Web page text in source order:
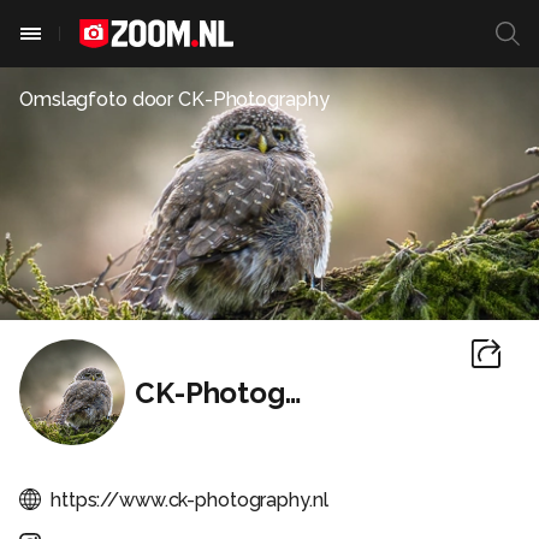
Omslagfoto doorCK-Photography
CK-Photography
https://www.ck-photography.nl